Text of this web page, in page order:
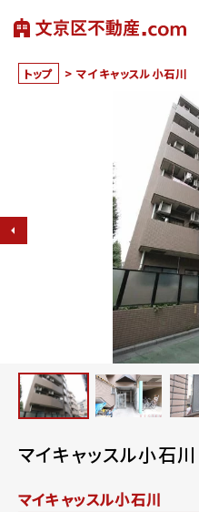
トップ > マイキャッスル小石川
マイキャッスル小石川
マイキャッスル小石川